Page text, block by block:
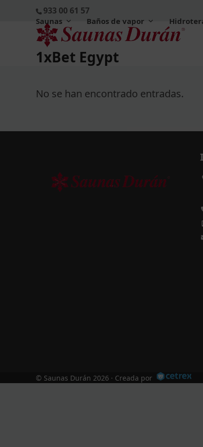
933 00 61 57
Saunas Baños de vapor
1xBet Egypt
No se han encontrado entradas.
© Saunas Durán 2026 · Creada por